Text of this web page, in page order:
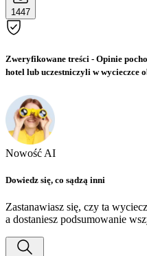
1447
Zweryfikowane treści - Opinie
hotel lub uczestniczyli w wycieczce
Nowość AI
Dowiedz się, co sądzą inni
Zastanawiasz się, czy ta
a dostaniesz podsumowanie